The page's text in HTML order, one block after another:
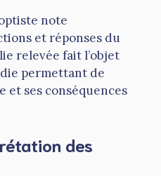
note
et réponses du
relevée fait l’objet
permettant de
et ses conséquences
des